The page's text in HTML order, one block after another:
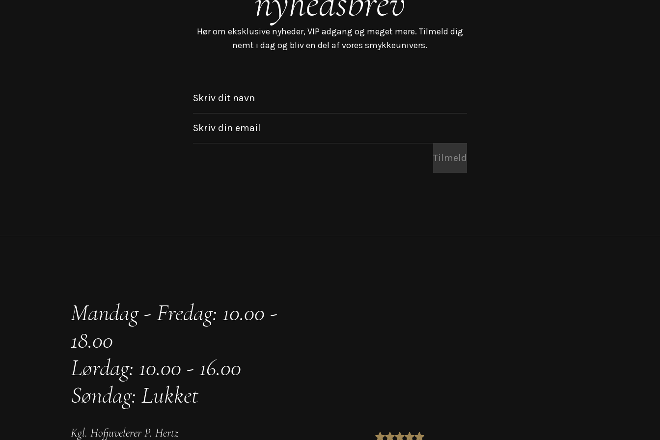
Hør om eksklusive nyheder, VIP adgang og meget mere. Tilmeld dig
nemt i dag og bliv en del af vores smykkeunivers.
Skriv dit navn
Skriv din email
Tilmeld
Mandag - Fredag: 10.00 -
18.00
Lørdag: 10.00 - 16.00
Søndag: Lukket
Kgl. Hofjuvelerer P. Hertz